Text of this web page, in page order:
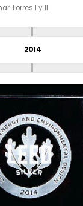
Torres I y II
2014